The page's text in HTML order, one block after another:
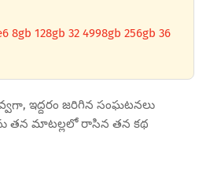
8gb 128gb 32 4998gb 256gb 36
ఇద్దరం జరిగిన సంఘటనలు
తన మాటల్లలో రాసిన తన కథ